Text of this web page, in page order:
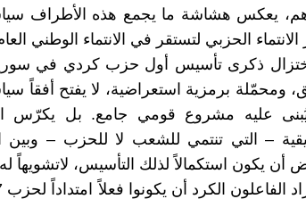
يعكس هشاشة ما يجمع هذه الأطراف
الانتماء الحزبي لتستقر في الانتماء الوطني
ذكرى تأسيس أول حزب كردي في سوريا
ومحمّلة برمزية استعراضية، لا يفتح أفقاً
عليه مشروع قومي جامع. بل يكرّس
– التي تنتمي للشعب لا للحزب –
أن يكون استكمالاً لذلك التأسيس، لاتشويهاً